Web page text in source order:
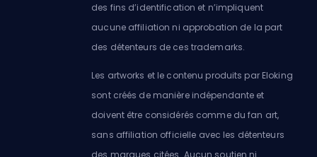
des fins d’identification et n’impliquent
aucune affiliation ni approbation de la part
des détenteurs de ces trademarks.
Les artworks et le contenu produits par Eloking
sont créés de manière indépendante et
doivent être considérés comme du fan art,
sans affiliation officielle avec les détenteurs
des marques citées. Aucun soutien ni